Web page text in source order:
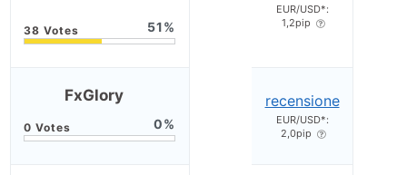
51
EUR/USD*:
1,2pip
FxGlory
0
recensione
EUR/USD*:
2,0pip